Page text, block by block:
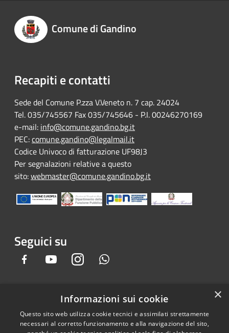
Comune di Gandino
Recapiti e contatti
Sede del Comune P.zza V.Veneto n. 7 cap. 24024
Tel. 035/745567 Fax 035/745646 - P.I. 00246270169
e-mail: info@comune.gandino.bg.it
PEC:comune.gandino@legalmail.it
Codice Univoco di fatturazione UF98J3
Per segnalazioni relative a questo
sito:webmaster@comune.gandino.bg.it
Seguici su
Facebook YoutubeInstagram
Accessibilità
Gandino • Powered by
×
Informazioni sui cookie
Questo sito web utilizza cookie tecnici e assimilati strettamente
necessari al corretto funzionamento e alla navigazione del sito,